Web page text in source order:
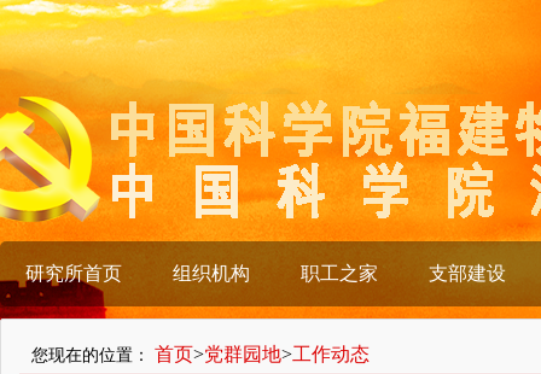
研究所首页 组织机构 职工之家 支部建设
您现在的位置： 首页>党群园地>工作动态